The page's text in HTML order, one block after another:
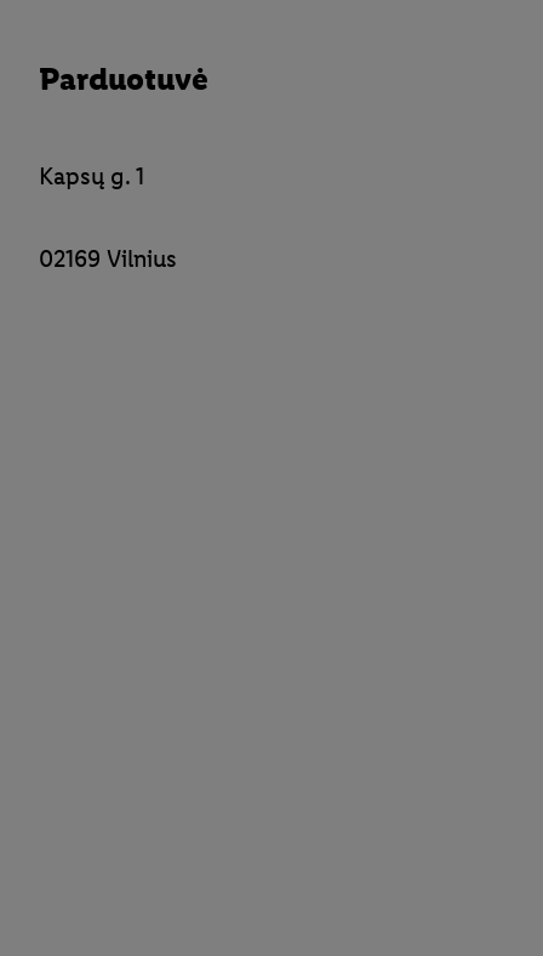
Parduotuvė
Kapsų g. 1
02169 Vilnius